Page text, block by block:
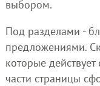
выбором.
Под разделами -
предложениями.
которые
части страницы